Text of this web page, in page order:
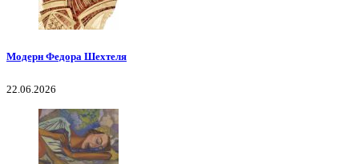
Модерн Федора Шехтеля
22.06.2026